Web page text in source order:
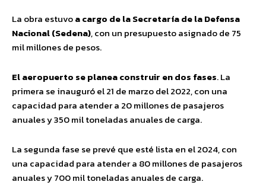
La obra estuvoa cargo de la Secretaría de la Defensa
Nacional (Sedena), con un presupuesto asignado de 75
mil millones de pesos.
El aeropuerto se planea construir en dos fases. La
primera se inauguró el 21 de marzo del 2022, con una
capacidad para atender a 20 millones de pasajeros
anuales y 350 mil toneladas anuales de carga.
La segunda fase se prevé que esté lista en el 2024, con
una capacidad para atender a 80 millones de pasajeros
anuales y 700 mil toneladas anuales de carga.